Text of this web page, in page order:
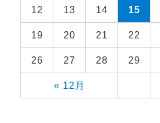
« 12月
12 13 14 15
19 20 21 22
26 27 28 29